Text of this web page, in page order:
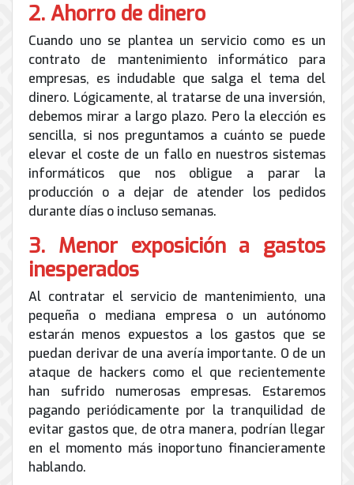
2. Ahorro de dinero
Cuando uno se plantea un servicio como es un
contrato de mantenimiento informático para
empresas, es indudable que salga el tema del
dinero. Lógicamente, al tratarse de una inversión,
debemos mirar a largo plazo. Pero la elección es
sencilla, si nos preguntamos a cuánto se puede
elevar el coste de un fallo en nuestros sistemas
informáticos que nos obligue a parar la
producción o a dejar de atender los pedidos
durante días o incluso semanas.
3. Menor exposición a gastos
inesperados
Al contratar el servicio de mantenimiento, una
pequeña o mediana empresa o un autónomo
estarán menos expuestos a los gastos que se
puedan derivar de una avería importante. O de un
ataque de hackers como el que recientemente
han sufrido numerosas empresas. Estaremos
pagando periódicamente por la tranquilidad de
evitar gastos que, de otra manera, podrían llegar
en el momento más inoportuno financieramente
hablando.